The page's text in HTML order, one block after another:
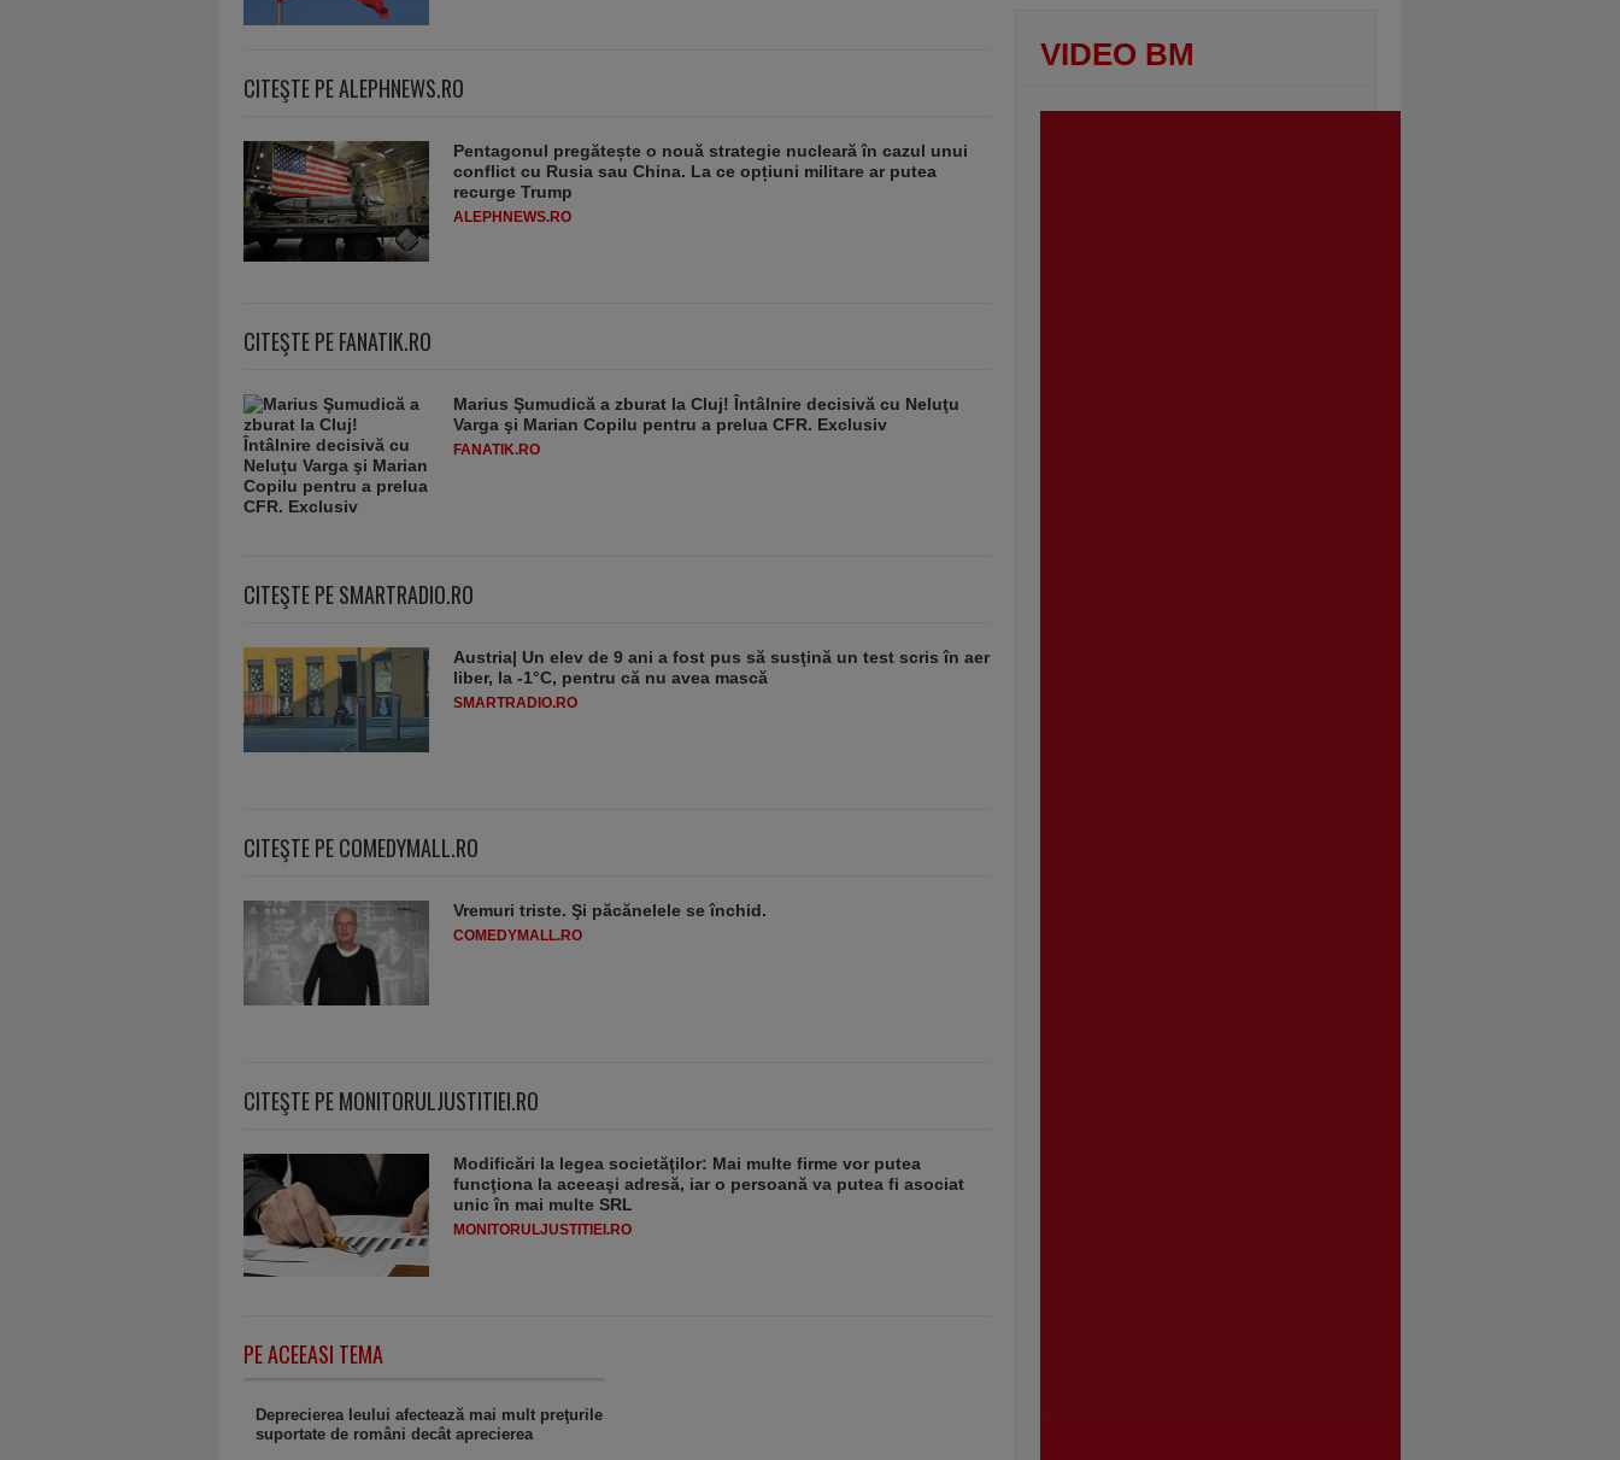
CITEŞTE PE ALEPHNEWS.RO
Pentagonul pregătește o nouă strategie nucleară în cazul unui
conflict cu Rusia sau China. La ce opțiuni militare ar putea
recurge Trump
ALEPHNEWS.RO
CITEŞTE PE FANATIK.RO
Marius Şumudică a zburat la Cluj! Întâlnire decisivă cu Neluţu
Varga şi Marian Copilu pentru a prelua CFR. Exclusiv
FANATIK.RO
CITEŞTE PE SMARTRADIO.RO
Austria| Un elev de 9 ani a fost pus să susţină un test scris în aer
liber, la -1°C, pentru că nu avea mască
SMARTRADIO.RO
CITEŞTE PE COMEDYMALL.RO
Vremuri triste. Şi păcănelele se închid.
COMEDYMALL.RO
CITEŞTE PE MONITORULJUSTITIEI.RO
Modificări la legea societăţilor: Mai multe firme vor putea
funcţiona la aceeaşi adresă, iar o persoană va putea fi asociat
unic în mai multe SRL
MONITORULJUSTITIEI.RO
PE ACEEASI TEMA
Deprecierea leului afectează mai mult preţurile
suportate de români decât aprecierea
VIDEO BM